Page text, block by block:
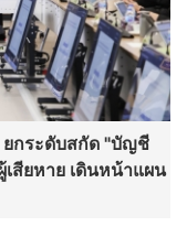
ยกระดับสกัด "บัญชี
สียหาย เดินหน้าแผน